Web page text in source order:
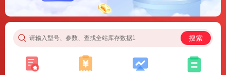
请输入型号、参数、查找全站库存数据1 搜索